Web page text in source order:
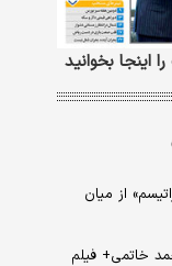
اینجا بخوانید
از میان
خاتمی+ فیلم